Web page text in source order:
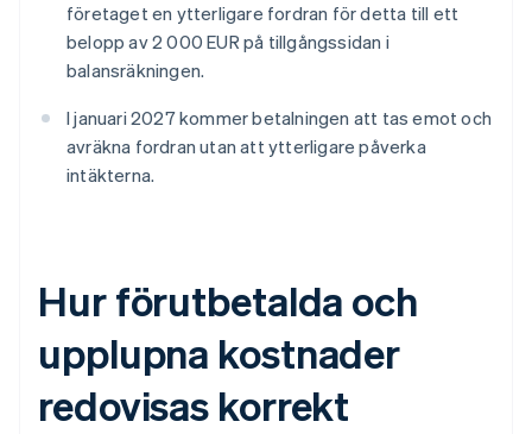
företaget en ytterligare fordran för detta till ett
belopp av 2 000 EUR på tillgångssidan i
balansräkningen.
I januari 2027 kommer betalningen att tas emot och
avräkna fordran utan att ytterligare påverka
intäkterna.
Hur förutbetalda och
upplupna kostnader
redovisas korrekt